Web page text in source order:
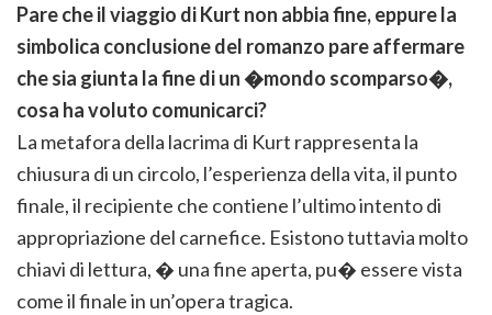
Pare che il viaggio di Kurt non abbia fine, eppure la
simbolica conclusione del romanzo pare affermare
che sia giunta la fine di un �mondo scomparso�,
cosa ha voluto comunicarci?
La metafora della lacrima di Kurt rappresenta la
chiusura di un circolo, l’esperienza della vita, il punto
finale, il recipiente che contiene l’ultimo intento di
appropriazione del carnefice. Esistono tuttavia molto
chiavi di lettura, � una fine aperta, pu� essere vista
come il finale in un’opera tragica.